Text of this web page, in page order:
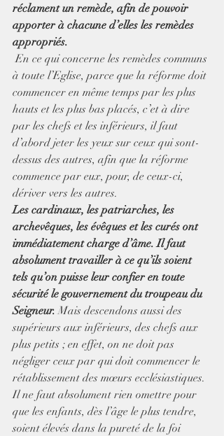
réclament un remède, afin de pouvoir
apporter à chacune d’elles les remèdes
appropriés.
En ce qui concerne les remèdes communs
à toute l’Eglise, parce que la réforme doit
commencer en même temps par les plus
hauts et les plus bas placés, c’et à dire
par les chefs et les inférieurs, il faut
d’abord jeter les yeux sur ceux qui sont-
dessus des autres, afin que la réforme
commence par eux, pour, de ceux-ci,
dériver vers les autres.
Les cardinaux, les patriarches, les
archevêques, les évêques et les curés ont
immédiatement charge d’âme. Il faut
absolument travailler à ce qu’ils soient
tels qu’on puisse leur confier en toute
sécurité le gouvernement du troupeau du
Seigneur. Mais descendons aussi des
supérieurs aux inférieurs, des chefs aux
plus petits ; en effet, on ne doit pas
négliger ceux par qui doit commencer le
rétablissement des mœurs ecclésiastiques.
Il ne faut absolument rien omettre pour
que les enfants, dès l’âge le plus tendre,
soient élevés dans la pureté de la foi